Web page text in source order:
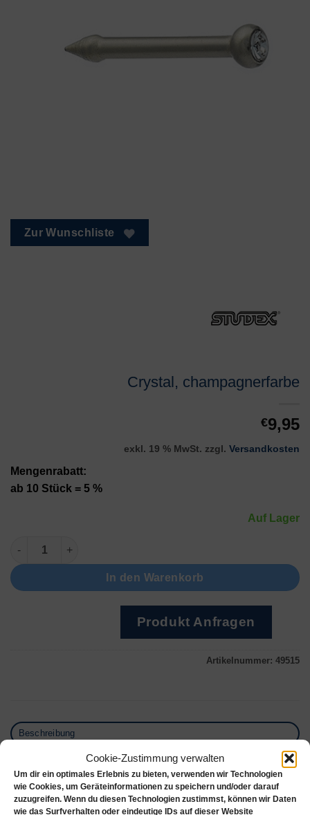
Cookie-Zustimmung verwalten
Um dir ein optimales Erlebnis zu bieten, verwenden wir Technologien
wie Cookies, um Geräteinformationen zu speichern und/oder darauf
zuzugreifen. Wenn du diesen Technologien zustimmst, können wir Daten
wie das Surfverhalten oder eindeutige IDs auf dieser Website
Zur Wunschliste
Crystal, champagnerfarbe
€9,95
exkl. 19 % MwSt. zzgl. Versandkosten
Mengenrabatt:
ab 10 Stück = 5 %
Auf Lager
Crystal, champagnerfarbe Menge
In den Warenkorb
Produkt Anfragen
Artikelnummer: 49515
Beschreibung
Zusätzliche Informationen
Produktsicherheit
Rezensionen (0)